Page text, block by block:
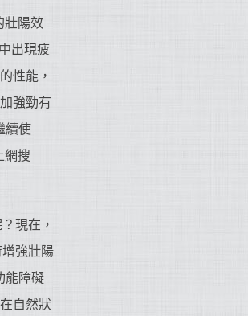
壯陽效
出現疲
性能，
強勁有
續使
網搜
現在，
強壯陽
能障礙
自然狀